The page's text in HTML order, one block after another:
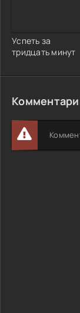
Успеть за
тридцать минут